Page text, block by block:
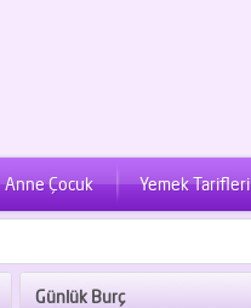
Anne Çocuk Yemek Tarifleri
Günlük Burç